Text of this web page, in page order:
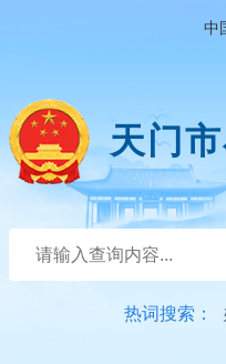
中
天门
热词搜索：